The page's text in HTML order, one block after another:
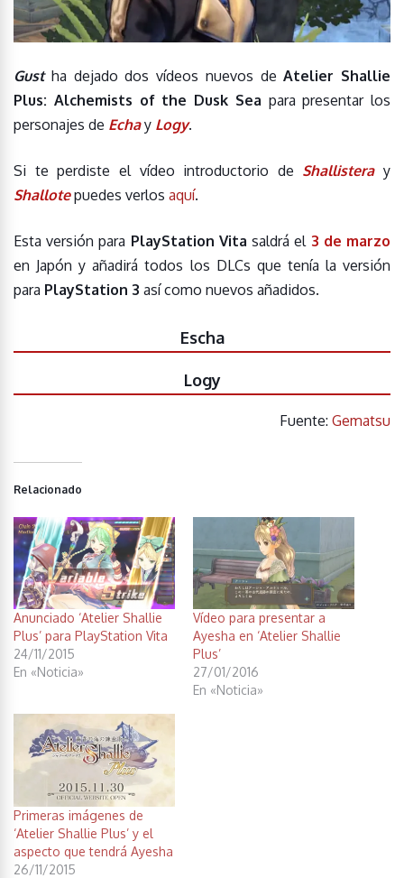
Gustha dejado dos vídeos nuevos deAtelier Shallie
Plus: Alchemists of the Dusk Sea para presentar los
personajes de Echay Logy.
Si te perdiste el vídeo introductorio de Shallisteray
Shallotepuedes verlos aquí.
Esta versión para PlayStation Vita saldrá el 3 de marzo
en Japón y añadirá todos los DLCs que tenía la versión
para PlayStation 3 así como nuevos añadidos.
Escha
Logy
Fuente: Gematsu
Relacionado
Anunciado ‘Atelier Shallie
Plus’ para PlayStation Vita
24/11/2015
En «Noticia»
Vídeo para presentar a
Ayesha en ‘Atelier Shallie
Plus’
27/01/2016
En «Noticia»
Primeras imágenes de
‘Atelier Shallie Plus’ y el
aspecto que tendrá Ayesha
26/11/2015